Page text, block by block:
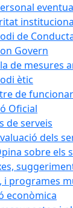
de
Govern
de mesures
ètic
de
Oficial
de serveis
dels
sobre els
i programes
econòmica